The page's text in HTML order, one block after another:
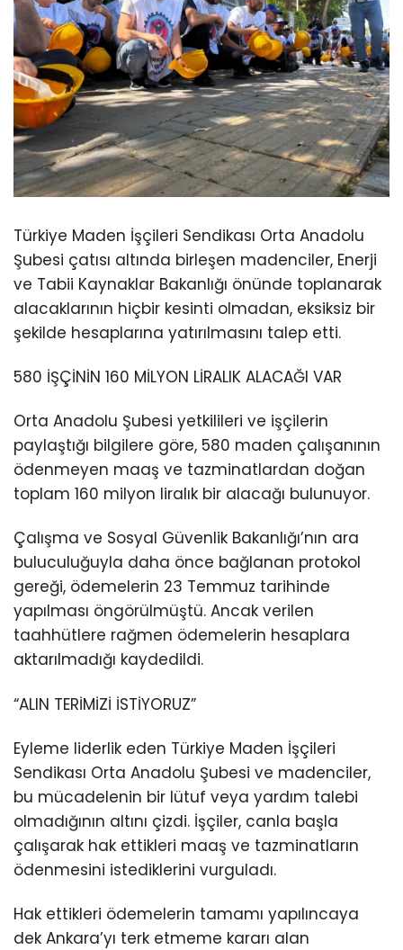
Türkiye Maden İşçileri Sendikası Orta Anadolu
Şubesi çatısı altında birleşen madenciler, Enerji
ve Tabii Kaynaklar Bakanlığı önünde toplanarak
alacaklarının hiçbir kesinti olmadan, eksiksiz bir
şekilde hesaplarına yatırılmasını talep etti.
580 İŞÇİNİN 160 MİLYON LİRALIK ALACAĞI VAR
Orta Anadolu Şubesi yetkilileri ve işçilerin
paylaştığı bilgilere göre, 580 maden çalışanının
ödenmeyen maaş ve tazminatlardan doğan
toplam 160 milyon liralık bir alacağı bulunuyor.
Çalışma ve Sosyal Güvenlik Bakanlığı’nın ara
buluculuğuyla daha önce bağlanan protokol
gereği, ödemelerin 23 Temmuz tarihinde
yapılması öngörülmüştü. Ancak verilen
taahhütlere rağmen ödemelerin hesaplara
aktarılmadığı kaydedildi.
“ALIN TERİMİZİ İSTİYORUZ”
Eyleme liderlik eden Türkiye Maden İşçileri
Sendikası Orta Anadolu Şubesi ve madenciler,
bu mücadelenin bir lütuf veya yardım talebi
olmadığının altını çizdi. İşçiler, canla başla
çalışarak hak ettikleri maaş ve tazminatların
ödenmesini istediklerini vurguladı.
Hak ettikleri ödemelerin tamamı yapılıncaya
dek Ankara’yı terk etmeme kararı alan